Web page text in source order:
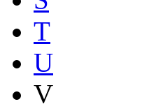
T
U
V